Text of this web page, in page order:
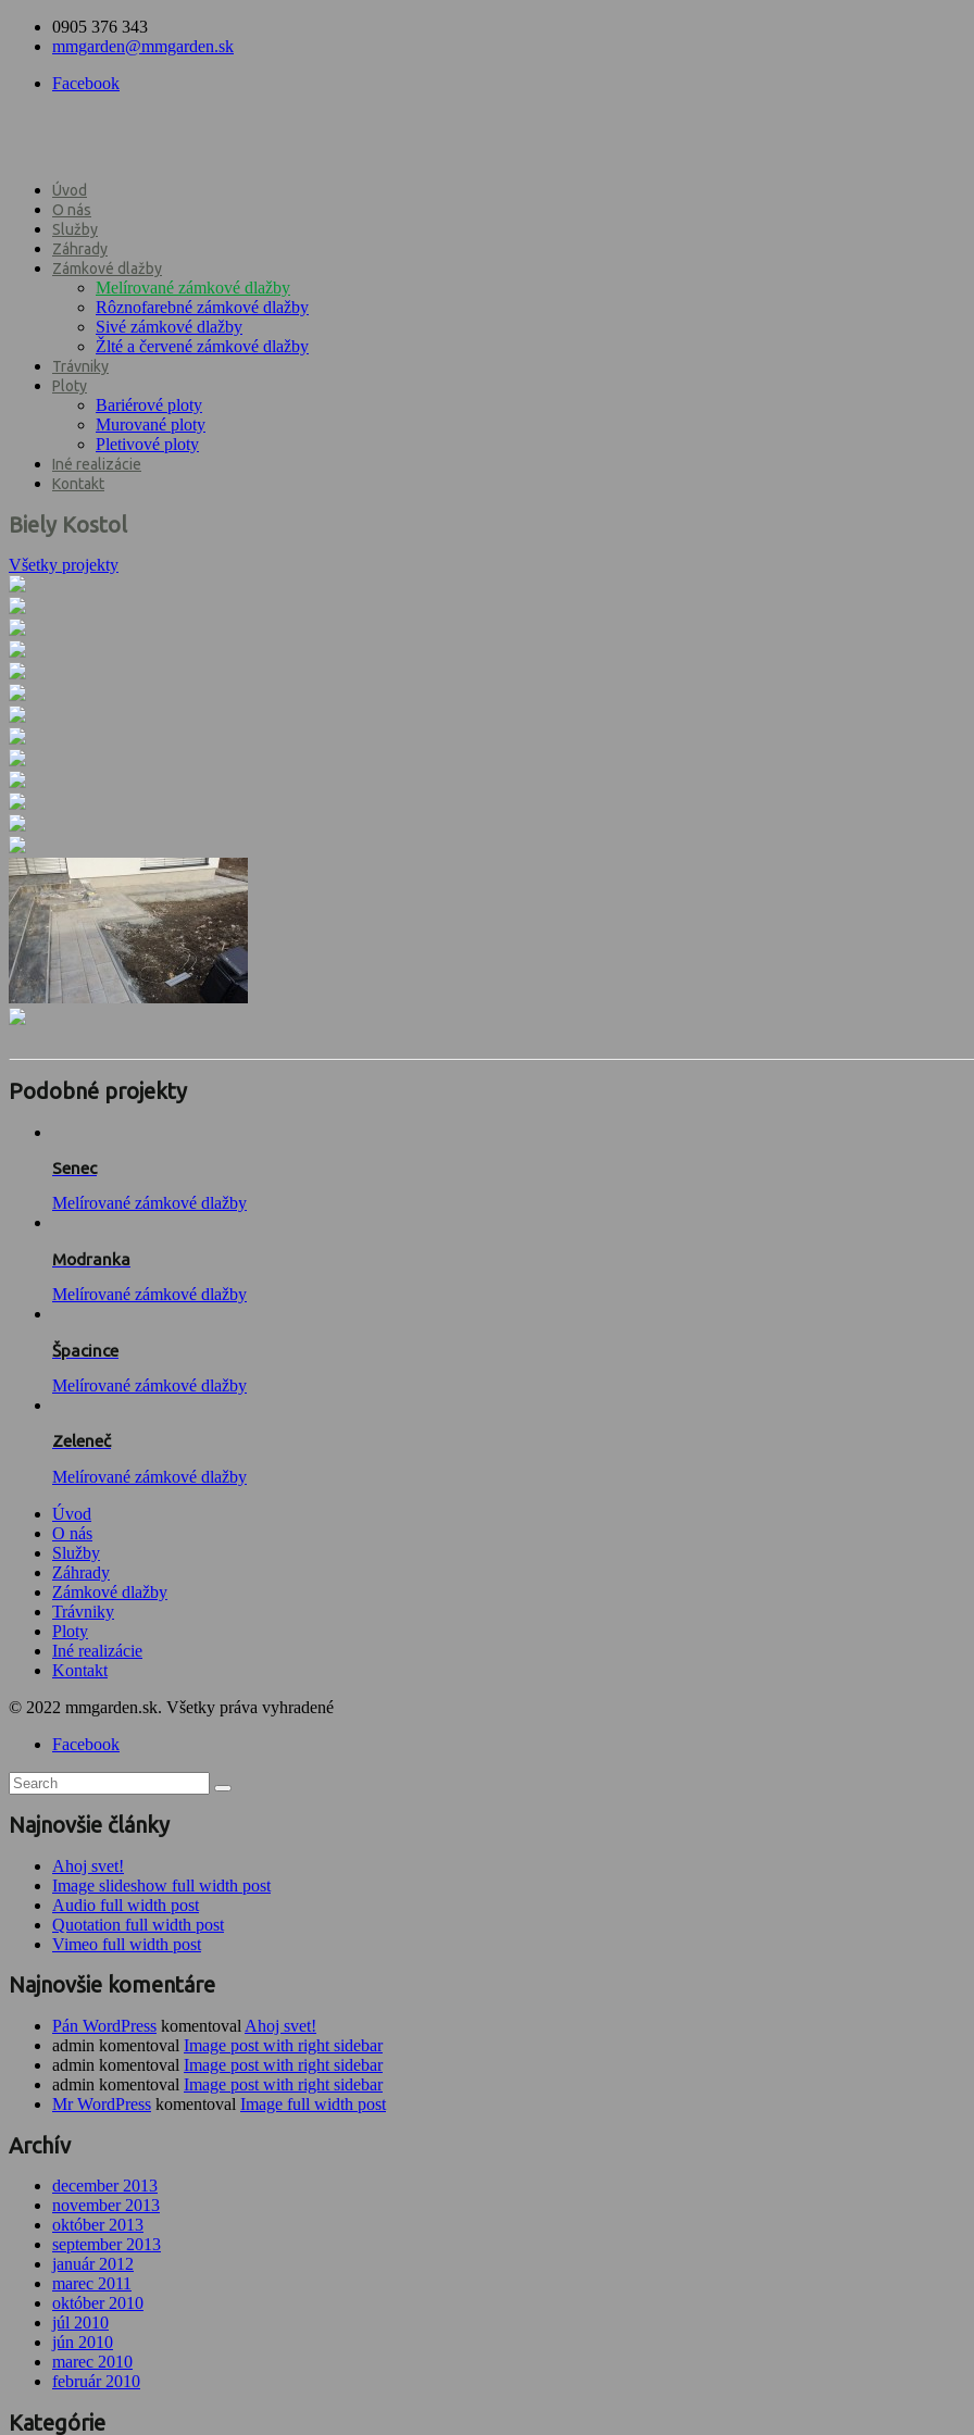
0905 376 343
mmgarden@mmgarden.sk
Facebook
Úvod
O nás
Služby
Záhrady
Zámkové dlažby
Melírované zámkové dlažby
Rôznofarebné zámkové dlažby
Sivé zámkové dlažby
Žlté a červené zámkové dlažby
Trávniky
Ploty
Bariérové ploty
Murované ploty
Pletivové ploty
Iné realizácie
Kontakt
Biely Kostol
Všetky projekty
Podobné projekty
Senec
Melírované zámkové dlažby
Modranka
Melírované zámkové dlažby
Špacince
Melírované zámkové dlažby
Zeleneč
Melírované zámkové dlažby
Úvod
O nás
Služby
Záhrady
Zámkové dlažby
Trávniky
Ploty
Iné realizácie
Kontakt
© 2022 mmgarden.sk. Všetky práva vyhradené
Facebook
Najnovšie články
Ahoj svet!
Image slideshow full width post
Audio full width post
Quotation full width post
Vimeo full width post
Najnovšie komentáre
Pán WordPress komentoval Ahoj svet!
admin komentoval Image post with right sidebar
admin komentoval Image post with right sidebar
admin komentoval Image post with right sidebar
Mr WordPress komentoval Image full width post
Archív
december 2013
november 2013
október 2013
september 2013
január 2012
marec 2011
október 2010
júl 2010
jún 2010
marec 2010
február 2010
Kategórie